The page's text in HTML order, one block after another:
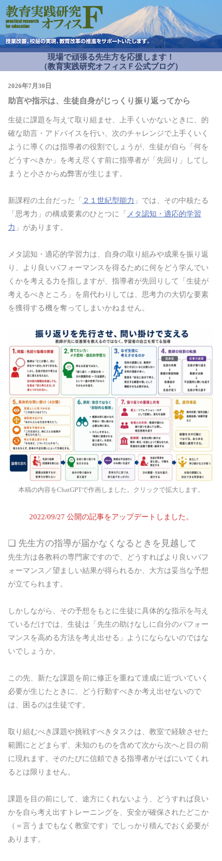
現場で頑張る先生方を応援します！
（教育実践研究オフィスＦ公式ブログ）
2026年7月30日
助言や指示は、生徒自身がじっくり振り返ってから
生徒に課題を与えて取り組ませ、上手くいかないときに、的
確な助言・アドバイスを行い、次のチャレンジで上手くいく
ように導くのは指導者の役割でしょうが、生徒が自ら「何を
どうすべきか」を考え尽くす前に指導者が「先回り」してし
まうと小さからぬ弊害が生じます。
新課程の土台だった「 ２１世紀型能力 」では、その中核たる
「思考力」の構成要素のひとつに「メタ認知・適応的学習
力 」があります。
メタ認知・適応的学習力は、自身の取り組みや成果を振り返
り、より良いパフォーマンスを得るために何をどう学んでい
くかを考える力を指しますが、指導者が先回りして「生徒が
考えるべきところ」を肩代わりしては、思考力の大切な要素
を獲得する機を奪ってしまいかねません。
本稿の内容をChatGPTで作画しました。クリックで拡大します。
2022/09/27 公開の記事をアップデートしました。
❏ 先生方の指導が届かなくなるときを見越して
先生方は各教科の専門家ですので、どうすればより良いパフ
ォーマンス／望ましい結果が得られるか、大方は妥当な予想
が立てられます。
しかしながら、その予想をもとに生徒に具体的な指示を与え
ているだけでは、生徒は「先生の助けなしに自分のパフォー
マンスを高める方法を考え出せる」ようにならないのではな
いでしょうか。
この先、新たな課題を前に修正を重ねて達成に近づいていく
必要が生じたときに、どう行動すべきか考え出せないので
は、困るのは生徒です。
取り組むべき課題や挑戦すべきタスクは、教室で経験させた
範囲にとどまらず、未知のものを含めて次から次へと目の前
に現れます。そのたびに信頼できる指導者がそばにいてくれ
るとは限りません。
課題を目の前にして、途方にくれないよう、どうすれば良い
かを自ら考え出すトレーニングを、安全が確保されたどこか
（＝言うまでもなく教室です）でしっかり積んでおく必要が
あります。